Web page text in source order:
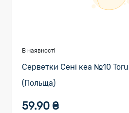
В наявності
Серветки Сені кеа №10
(Польща)
59.90 ₴